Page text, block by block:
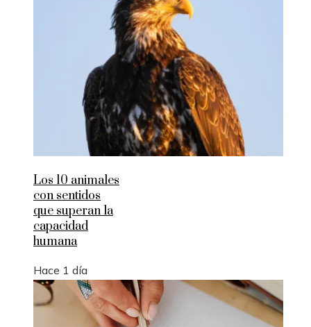
Los 10 animales
con sentidos
que superan la
capacidad
humana
Hace 1 día